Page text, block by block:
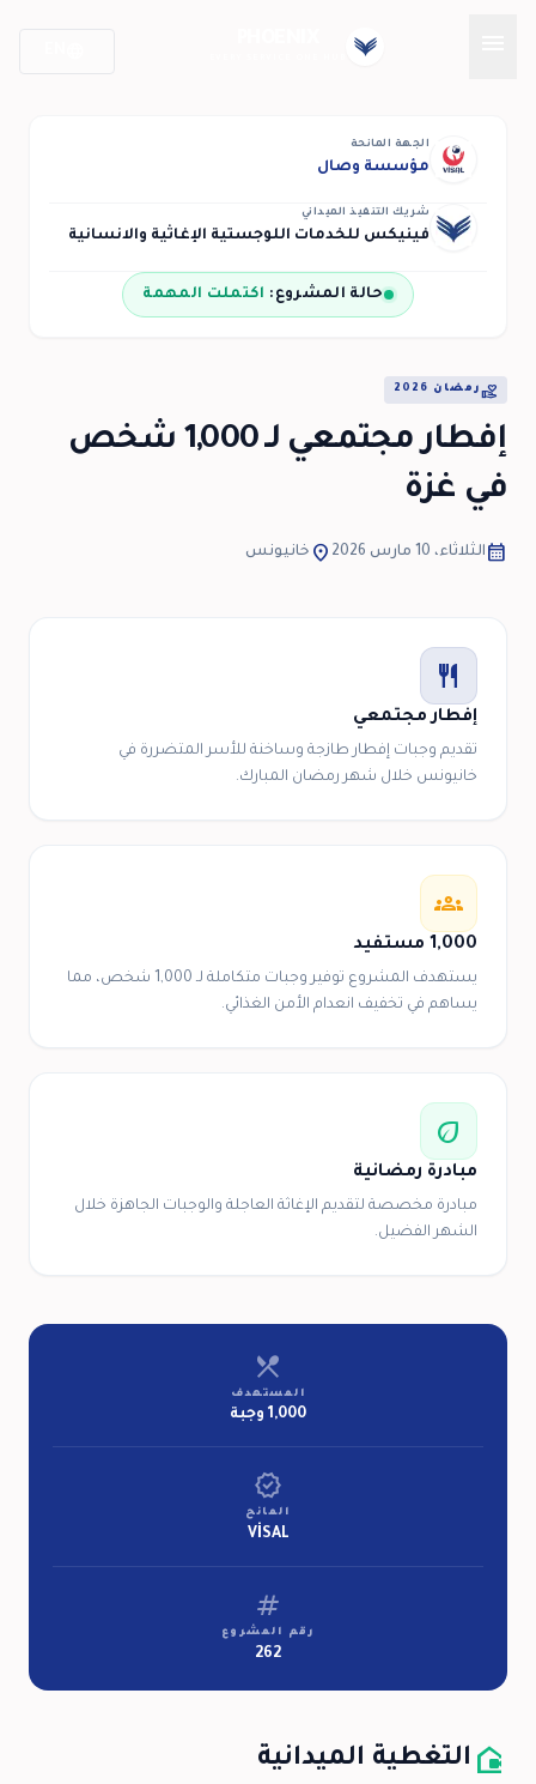
الجهة المانحة
مؤسسة وصال
شريك التنفيذ الميداني
فينيكس للخدمات اللوجستية الإغاثية والانسانية
حالة المشروع: اكتملت المهمة
volunteer_activism رمضان 2026
إفطار مجتمعي لـ 1,000 شخص
في غزة
calendar_month الثلاثاء، 10 مارس 2026 location_on خانيونس
restaurant
إفطار مجتمعي
تقديم وجبات إفطار طازجة وساخنة للأسر المتضررة في
خانيونس خلال شهر رمضان المبارك.
groups
1,000 مستفيد
يستهدف المشروع توفير وجبات متكاملة لـ 1,000 شخص، مما
يساهم في تخفيف انعدام الأمن الغذائي.
eco
مبادرة رمضانية
مبادرة مخصصة لتقديم الإغاثة العاجلة والوجبات الجاهزة خلال
الشهر الفضيل.
restaurant_menu
المستهدف
1,000 وجبة
verified
المانح
VİSAL
tag
رقم المشروع
262
camera_outdoor التغطية الميدانية